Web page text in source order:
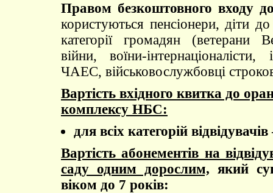
Правом безкоштовного входу
користуються пенсіонери, діти до
категорії громадян (ветерани
війни, воїни-інтернаціоналісти,
ЧАЕС, військовослужбовці
Вартість вхідного квитка до
комплексу НБС:
для всіх категорій
Вартість абонементів на
саду одним дорослим, який
віком до 7 років: